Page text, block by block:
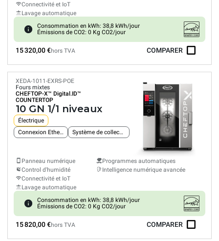
Connectivité et IoT
Lavage automatique
Consommation en kWh: 38,8 kWh/jour
Émissions de CO2: 0 Kg CO2/jour
15 320,00 €hors TVA COMPARER
XEDA-1011-EXRS-POE
Fours mixtes
CHEFTOP-X™ Digital.ID™
COUNTERTOP
10 GN 1/1 niveaux
Électrique
Connexion Ethernet intégrée
Système de collecte des graisses
Panneau numérique
Control d'humidité
Connectivité et IoT
Lavage automatique
Programmes automatiques
Intelligence numérique avancée
Consommation en kWh: 38,8 kWh/jour
Émissions de CO2: 0 Kg CO2/jour
15 820,00 €hors TVA COMPARER